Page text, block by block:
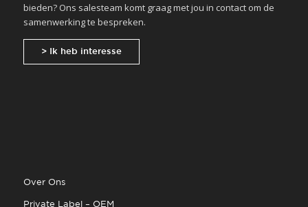
bieden? Ons salesteam komt graag met jou in contact om de
samenwerking te bespreken.
> Ik heb interesse
Over Ons
Private Label – OEM